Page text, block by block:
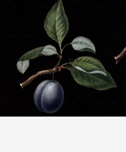
Skip to content